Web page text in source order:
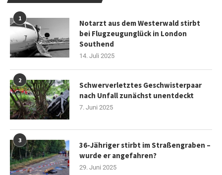
1
Notarzt aus dem Westerwald stirbt
bei Flugzeugunglück in London
Southend
14. Juli 2025
2
Schwerverletztes Geschwisterpaar
nach Unfall zunächst unentdeckt
7. Juni 2025
3
36-Jähriger stirbt im Straßengraben –
wurde er angefahren?
29. Juni 2025